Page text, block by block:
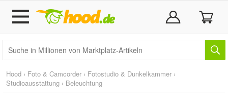
Hood › Foto & Camcorder › Fotostudio & Dunkelkammer ›
Studioausstattung › Beleuchtung